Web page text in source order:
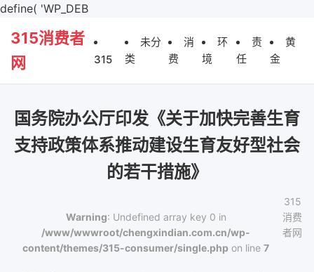
define( 'WP_DEB
315消费者
网
315
未分
类
消
费
环
境
责
任
黄
金
国务院办公厅印发《关于加快完善生育
支持政策体系推动建设生育友好型社会
的若干措施》
Warning: Undefined array key 0 in
/www/wwwroot/chengxindian.com.cn/wp-
content/themes/315-consumer/single.php on line7
315
消费
者网